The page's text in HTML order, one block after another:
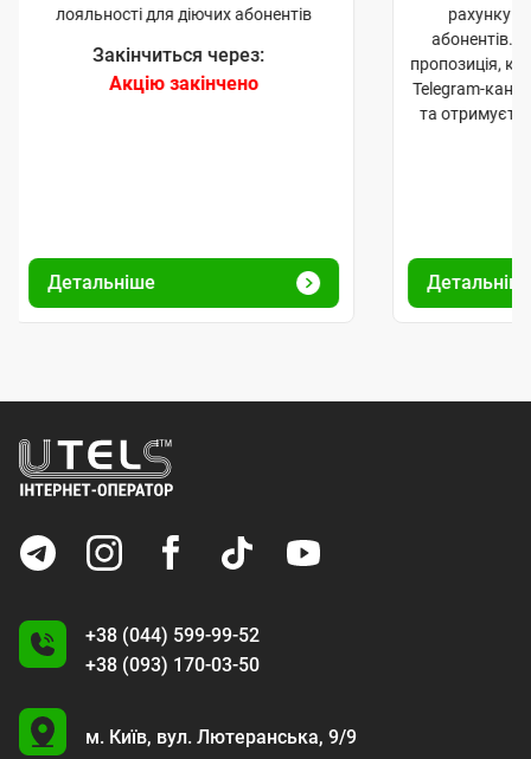
лояльності для діючих абонентів
Закінчиться через:
Акцію закінчено
Детальніше
рахунку
абонентів.
пропозиція,
Telegram-
та
+38 (044) 599-99-52
+38 (093) 170-03-50
U
м. Київ, вул. Лютеранська, 9/9